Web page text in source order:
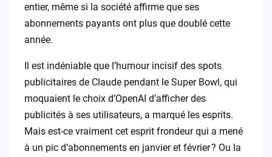
entier, même si la société affirme que ses
abonnements payants ont plus que doublé cette
année.
Il est indéniable que l’humour incisif des spots
publicitaires de Claude pendant le Super Bowl, qui
moquaient le choix d’OpenAI d’afficher des
publicités à ses utilisateurs, a marqué les esprits.
Mais est-ce vraiment cet esprit frondeur qui a mené
à un pic d’abonnements en janvier et février ? Ou la